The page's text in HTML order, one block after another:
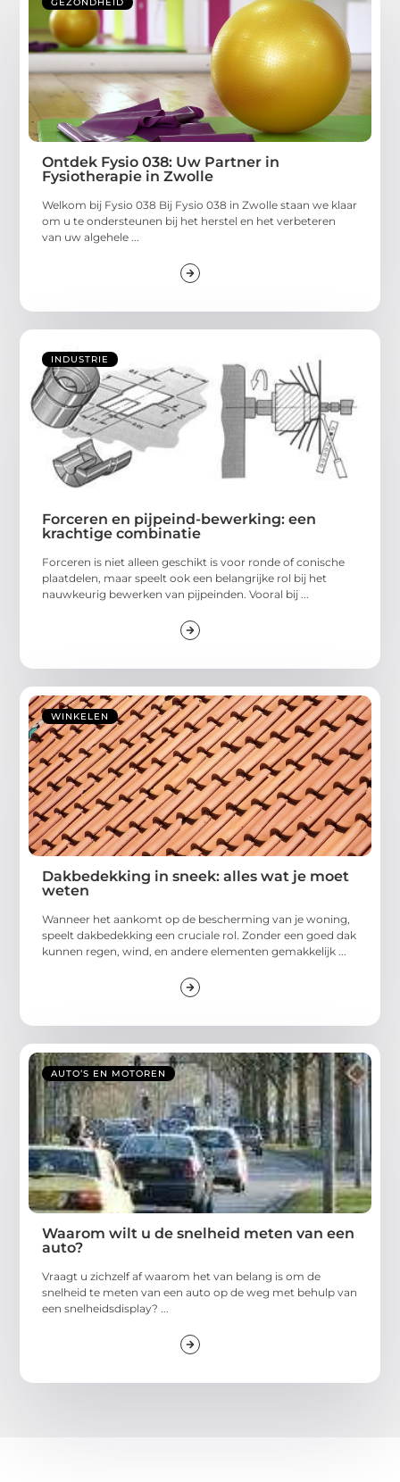
GEZONDHEID
Ontdek Fysio 038: Uw Partner in
Fysiotherapie in Zwolle
Welkom bij Fysio 038 Bij Fysio 038 in Zwolle staan we klaar
om u te ondersteunen bij het herstel en het verbeteren
van uw algehele ...
INDUSTRIE
Forceren en pijpeind-bewerking: een
krachtige combinatie
Forceren is niet alleen geschikt is voor ronde of conische
plaatdelen, maar speelt ook een belangrijke rol bij het
nauwkeurig bewerken van pijpeinden. Vooral bij ...
WINKELEN
Dakbedekking in sneek: alles wat je moet
weten
Wanneer het aankomt op de bescherming van je woning,
speelt dakbedekking een cruciale rol. Zonder een goed dak
kunnen regen, wind, en andere elementen gemakkelijk ...
AUTO’S EN MOTOREN
Waarom wilt u de snelheid meten van een
auto?
Vraagt u zichzelf af waarom het van belang is om de
snelheid te meten van een auto op de weg met behulp van
een snelheidsdisplay? ...